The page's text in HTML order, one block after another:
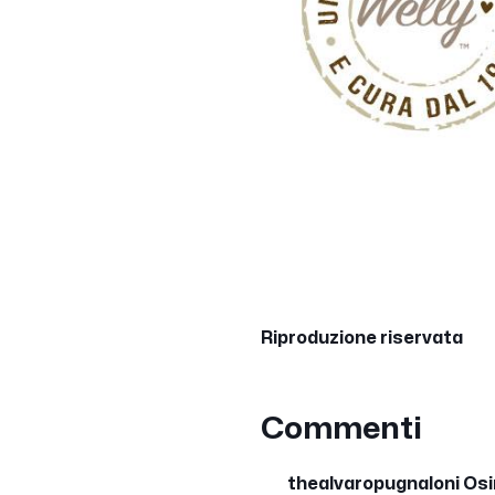
Riproduzione riservata
Commenti
thealvaropugnaloni